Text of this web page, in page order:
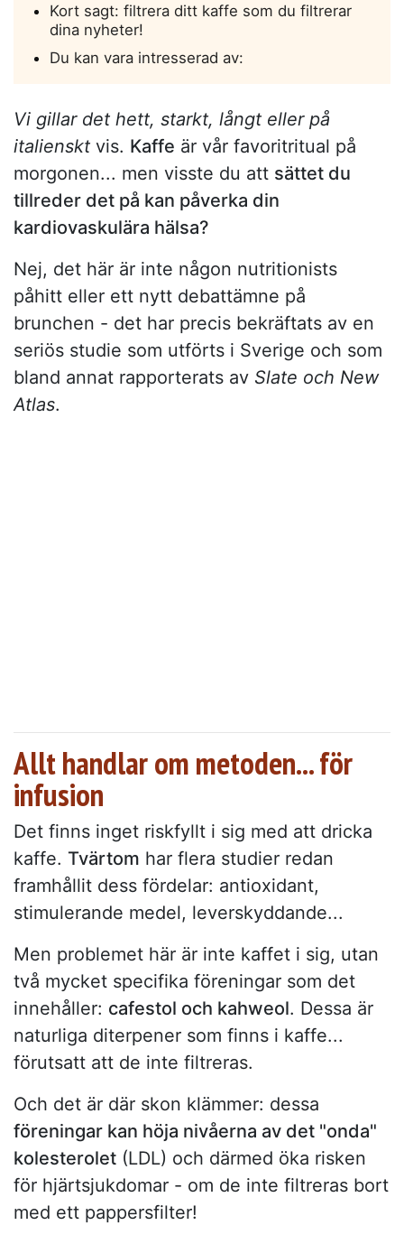
Kort sagt: filtrera ditt kaffe som du filtrerar
dina nyheter!
Du kan vara intresserad av:
Vi gillar det hett, starkt, långt eller på
italienskt vis. Kaffe är vår favoritritual på
morgonen... men visste du att sättet du
tillreder det på kan påverka din
kardiovaskulära hälsa?
Nej, det här är inte någon nutritionists
påhitt eller ett nytt debattämne på
brunchen - det har precis bekräftats av en
seriös studie som utförts i Sverige och som
bland annat rapporterats av Slate och New
Atlas.
Allt handlar om metoden... för
infusion
Det finns inget riskfyllt i sig med att dricka
kaffe. Tvärtom har flera studier redan
framhållit dess fördelar: antioxidant,
stimulerande medel, leverskyddande...
Men problemet här är inte kaffet i sig, utan
två mycket specifika föreningar som det
innehåller: cafestol och kahweol. Dessa är
naturliga diterpener som finns i kaffe...
förutsatt att de inte filtreras.
Och det är där skon klämmer: dessa
föreningar kan höja nivåerna av det "onda"
kolesterolet (LDL) och därmed öka risken
för hjärtsjukdomar - om de inte filtreras bort
med ett pappersfilter!